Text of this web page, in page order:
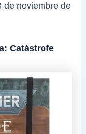
de noviembre de
Catástrofe